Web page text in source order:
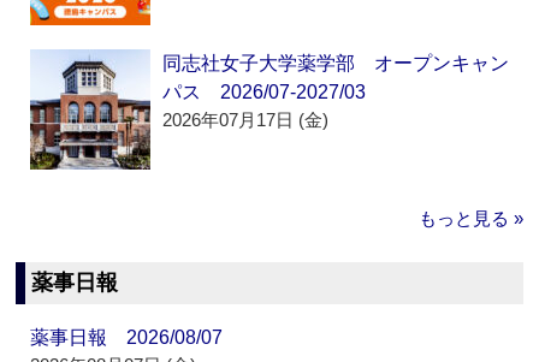
同志社女子大学薬学部 オープンキャン
パス 2026/07-2027/03
2026年07月17日 (金)
もっと見る »
薬事日報
薬事日報 2026/08/07